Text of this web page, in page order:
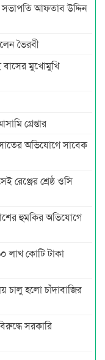
আফতাব উদ্দিন
ভৈরবী
বাসের মুখোমুখি
গ্রেপ্তার
অভিযোগে সাবেক
রেঞ্জের শ্রেষ্ঠ ওসি
হুমকির অভিযোগে
লাখ কোটি টাকা
চালু হলো চাঁদাবাজির
সরকারি